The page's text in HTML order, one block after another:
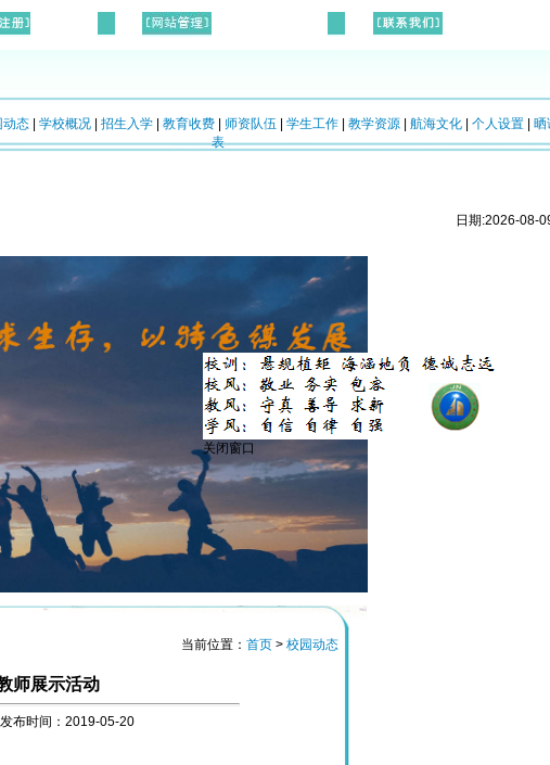
动态 学校概况 招生入学 教育收费 师资队伍 学生工作 教学资源 航海文化 个人设置
晒
表
日期:2026-08-
当前位置： 首页> 校园动态
师展示活动
布时间：2019-05-20
关闭窗口